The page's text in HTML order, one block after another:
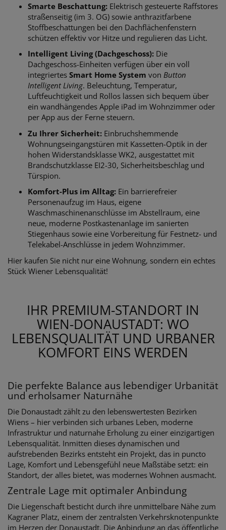
Smarte Beschattung: Elektrisch gesteuerte Raffstores
straßenseitig (im 3. OG) sowie anthrazitfarbene
Stoffbeschattungen bei den Dachflächenfenstern
schützen effektiv vor Hitze und regulieren das Licht.
Intelligent Living (Dachgeschoss): Die
Dachgeschoss-Einheiten verfügen über ein voll
integriertes Smart Home System von Button
Intelligent Living. Beleuchtung, Temperatur,
Luftfeuchtigkeit und Rollos lassen sich bequem über
ein wandhängendes Apple iPad im Wohnzimmer oder
per App aus der Ferne steuern.
Zu Ihrer Sicherheit: Einbruchshemmende
Wohnungseingangstüren mit Kassetten-Optik in der
hohen Widerstandsklasse WK2, ausgestattet mit
Brandschutzklasse EI2-30, Sicherheitsbeschlag und
Türspion.
Komfort-Plus im Alltag: Ein barrierefreier
Personenaufzug im Haus, eigene
Waschmaschinenanschlüsse im Abstellraum, eine
neue, moderne Postkastenanlage im sanierten
Stiegenhaus sowie eine Vorbereitung für Festnetz- und
Telekabel-Anschlüsse in jedem Wohnzimmer.
Hier kaufen Sie nicht nur eine Wohnung, sondern ein echtes
Stück Wiener Lebensqualität!
IHR PREMIUM-STANDORT IN
WIEN-DONAUSTADT: WO
LEBENSQUALITÄT UND URBANER
KOMFORT EINS WERDEN
Die perfekte Balance aus lebendiger Urbanität
und erholsamer Naturnähe
Die Donaustadt zählt zu den lebenswertesten Bezirken
Wiens – hier verbinden sich urbanes Leben, moderne
Infrastruktur und naturnahe Erholung zu einer einzigartigen
Lebensqualität. Inmitten dieses dynamischen und
aufstrebenden Bezirks entsteht ein Projekt, das in puncto
Lage, Komfort und Lebensgefühl neue Maßstäbe setzt: ein
Standort, der alles bietet, was modernes Wohnen ausmacht.
Zentrale Lage mit optimaler Anbindung
Die Liegenschaft besticht durch ihre unmittelbare Nähe zum
Kagraner Platz, einem der zentralsten Verkehrsknotenpunkte
im Herzen der Donaustadt. Die Anbindung an das öffentliche